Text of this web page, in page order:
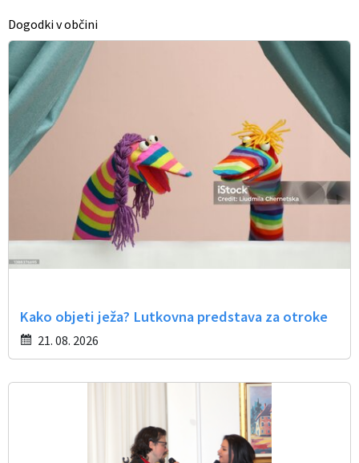
Dogodki v občini
Kako objeti ježa? Lutkovna predstava za otroke
21. 08. 2026